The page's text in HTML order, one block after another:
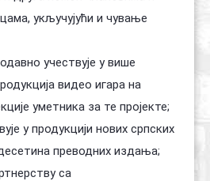
укључујући и чување
учествује у више
видео игара на
уметника за те пројекте;
у продукцији нових српских
преводних издања;
са